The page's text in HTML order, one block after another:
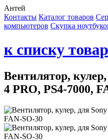
Антей
Контакты Каталог товаров
компьютеров Cкупка
к списку
Вентилятор,
4 PRO, PS4-7000,